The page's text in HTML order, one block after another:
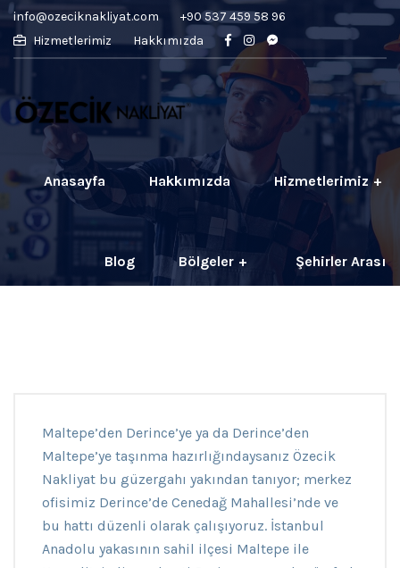
info@ozeciknakliyat.com
+90 537 459 58 96
Hizmetlerimiz
Hakkımızda
Anasayfa Hakkımızda Hizmetlerimiz
Blog Bölgeler Şehirler Arası
Maltepe’den Derince’ye ya da Derince’den
Maltepe’ye taşınma hazırlığındaysanız Özecik
Nakliyat bu güzergahı yakından tanıyor; merkez
ofisimiz Derince’de Cenedağ Mahallesi’nde ve
bu hattı düzenli olarak çalışıyoruz. İstanbul
Anadolu yakasının sahil ilçesi Maltepe ile